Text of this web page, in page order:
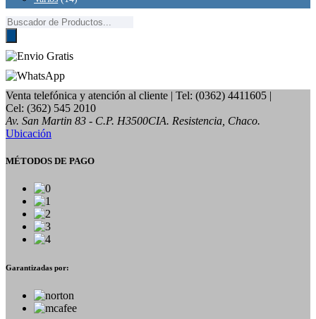
Búsqueda
de
productos
Venta telefónica y atención al cliente | Tel: (0362) 4411605 |
Cel: (362) 545 2010
Av. San Martin 83 - C.P. H3500CIA. Resistencia, Chaco.
Ubicación
MÉTODOS DE PAGO
Garantizadas por: